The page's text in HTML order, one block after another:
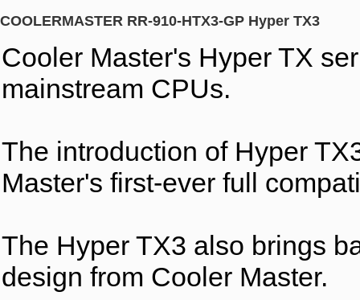
COOLERMASTER RR-910-HTX3-GP Hyper TX3
Cooler Master's Hyper TX
mainstream CPUs.
The introduction of Hyper
Master's first-ever full
The Hyper TX3 also brings
design from Cooler Master.